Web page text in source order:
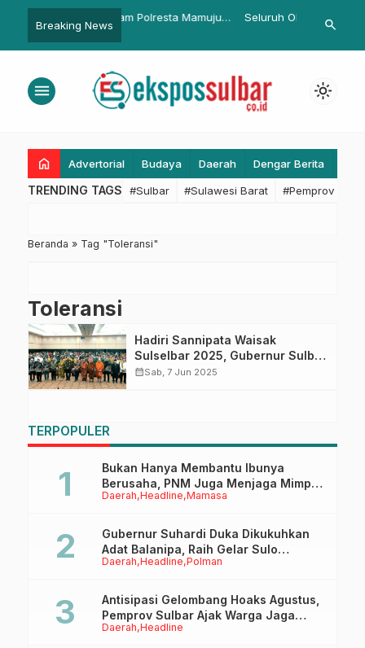
Breaking News
Petugas Jaga
Ketupat Marano
Seluruh OPD Lingkup Pemprov
Penyerapan Anggaran
BPKAD
Tingkatkan
Digital
search
menu light_mode
home Advertorial Budaya Daerah Dengar Berita
TRENDING TAGS #Sulbar #Sulawesi Barat #Pemprov
Beranda » Tag "Toleransi"
Toleransi
Hadiri Sannipata Waisak
Sulselbar 2025, Gubernur Sulbar
Tekankan Toleransi Antar Umat
calendar_monthSab, 7 Jun 2025
TERPOPULER
Daerah Headline Mamasa
Bukan Hanya Membantu Ibunya
Berusaha, PNM Juga Menjaga Mimpi
Anaknya Untuk Menggapai Cita-Cita
Daerah Headline Polman
Gubernur Suhardi Duka Dikukuhkan
Adat Balanipa, Raih Gelar Sulo
Tappidena
Daerah Headline
Antisipasi Gelombang Hoaks Agustus,
Pemprov Sulbar Ajak Warga Jaga
Ruang Digital